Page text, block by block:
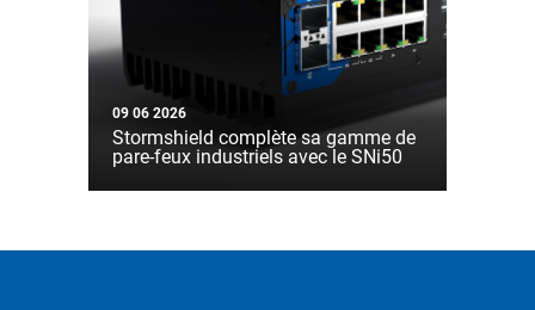
09 06 2026
Stormshield complète sa gamme de
pare-feux industriels avec le SNi50